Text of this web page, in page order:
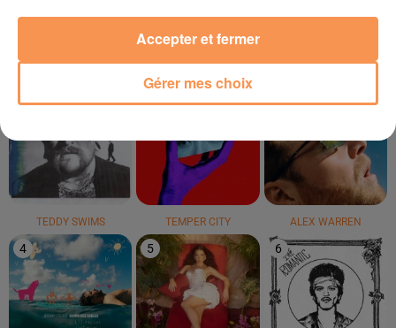
TEDDY SWIMS TEMPER CITY ALEX WARREN
4 5 6
Gérer mes choix
Accepter et fermer